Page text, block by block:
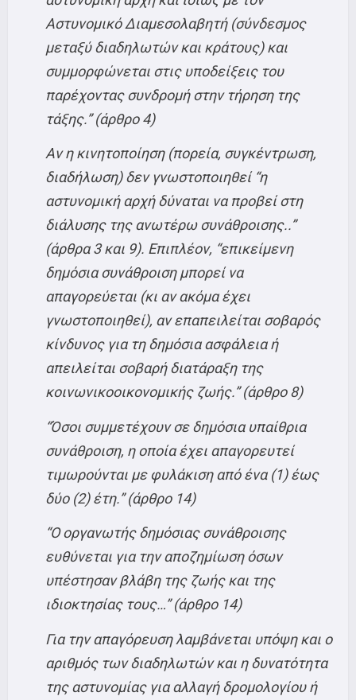
Αστυνομικό Διαμεσολαβητή (σύνδεσμος
μεταξύ διαδηλωτών και κράτους) και
συμμορφώνεται στις υποδείξεις του
παρέχοντας συνδρομή στην τήρηση της
τάξης.” (άρθρο 4)
Αν η κινητοποίηση (πορεία, συγκέντρωση,
διαδήλωση) δεν γνωστοποιηθεί “η
αστυνομική αρχή δύναται να προβεί στη
διάλυσης της ανωτέρω συνάθροισης..”
(άρθρα 3 και 9). Επιπλέον, “επικείμενη
δημόσια συνάθροιση μπορεί να
απαγορεύεται (κι αν ακόμα έχει
γνωστοποιηθεί), αν επαπειλείται σοβαρός
κίνδυνος για τη δημόσια ασφάλεια ή
απειλείται σοβαρή διατάραξη της
κοινωνικοοικονομικής ζωής.” (άρθρο 8)
“Όσοι συμμετέχουν σε δημόσια υπαίθρια
συνάθροιση, η οποία έχει απαγορευτεί
τιμωρούνται με φυλάκιση από ένα (1) έως
δύο (2) έτη.” (άρθρο 14)
“Ο οργανωτής δημόσιας συνάθροισης
ευθύνεται για την αποζημίωση όσων
υπέστησαν βλάβη της ζωής και της
ιδιοκτησίας τους…” (άρθρο 14)
Για την απαγόρευση λαμβάνεται υπόψη και ο
αριθμός των διαδηλωτών και η δυνατότητα
της αστυνομίας για αλλαγή δρομολογίου ή